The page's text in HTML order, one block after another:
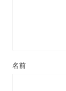
名前